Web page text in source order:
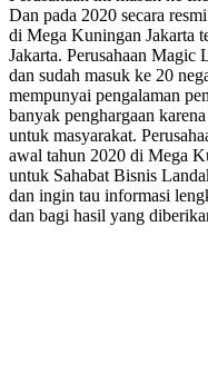
Dan pada 2020 secara
di Mega Kuningan Jakarta
Jakarta. Perusahaan Magic
dan sudah masuk ke 20
mempunyai pengalaman
banyak penghargaan
untuk masyarakat.
awal tahun 2020 di Mega
untuk Sahabat Bisnis
dan ingin tau informasi
dan bagi hasil yang